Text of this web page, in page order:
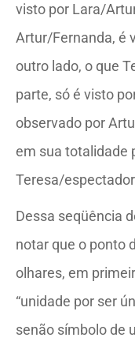
visto por Lara/
Artur/Fernanda, é
outro lado, o que
parte, só é visto
observado por
em sua totalidade
Teresa/
Dessa seqüência
notar que o ponto
olhares, em
“unidade por ser
senão símbolo de